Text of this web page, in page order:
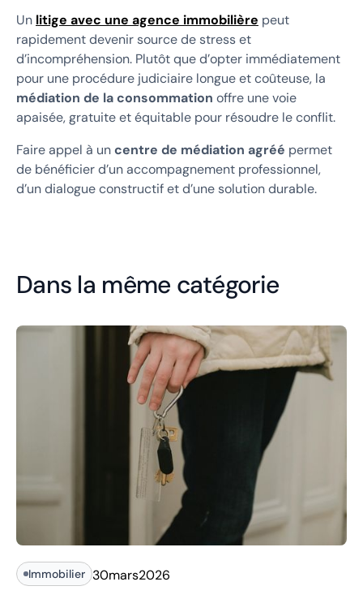
Un litige avec une agence immobilière peut
rapidement devenir source de stress et
d’incompréhension. Plutôt que d’opter immédiatement
pour une procédure judiciaire longue et coûteuse, la
médiation de la consommation offre une voie
apaisée, gratuite et équitable pour résoudre le conflit.
Faire appel à uncentre de médiation agréé permet
de bénéficier d’un accompagnement professionnel,
d’un dialogue constructif et d’une solution durable.
Dans la même catégorie
Immobilier 30mars2026